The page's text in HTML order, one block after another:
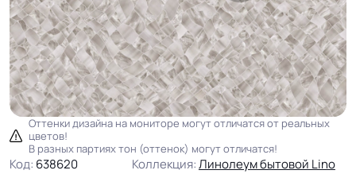
Оттенки дизайна на мониторе могут отличатся от реальных
цветов!
В разных партиях тон (оттенок) могут отличатся!
Код: 638620 Коллекция:Линолеум бытовой Lino